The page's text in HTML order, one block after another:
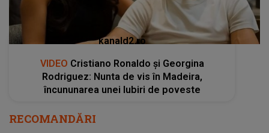
kanald2.ro
VIDEO Cristiano Ronaldo și Georgina
Rodriguez: Nunta de vis în Madeira,
încununarea unei Iubiri de poveste
RECOMANDĂRI